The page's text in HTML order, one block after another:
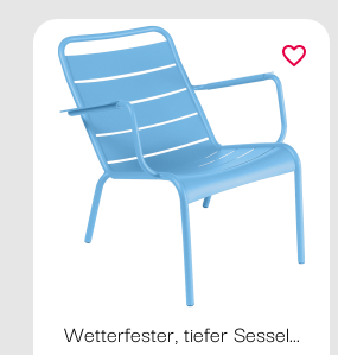
Wetterfester, tiefer Sessel...
favorite_border